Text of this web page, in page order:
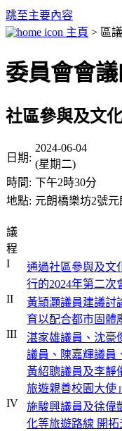
跳至主要內容
主頁 > 區
委員會會
社區參與及文
日期:
2024-06-04
(星期二)
時間: 下午2時30分
地點: 元朗橋樂坊2號
議
程
I
通過社區參與及文
行的2024年第二次
II
黃頴灝議員建議討
育以配合都市固體
III
湛家雄議員、沈豪
議員、陳嘉輝議員
黃紹聰議員及李靜
旅遊親善校園大使」
IV
施駿興議員及徐偉
化等旅遊路線 開拓